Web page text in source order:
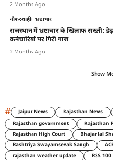
2 Months Ago
नौकरशाही भ्रष्टाचार
राजस्थान में भ्रष्टाचार के खिलाफ सख्ती:
कर्मचारियों पर गिरी गाज
2 Months Ago
Show
# Jaipur News Rajasthan News
Rajasthan government
Rajasthan
Rajasthan High Court
Bhajanlal
Rashtriya Swayamsevak Sangh
rajasthan weather update
RSS 100